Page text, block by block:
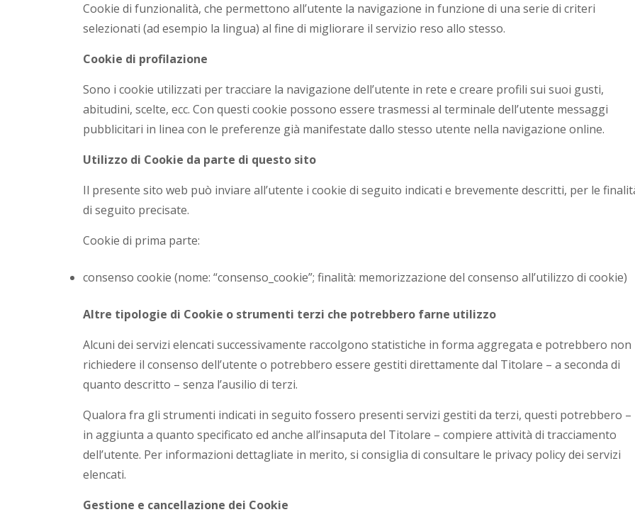
Cookie di funzionalità, che permettono all’utente la navigazione in funzione di una serie di criteri
selezionati (ad esempio la lingua) al fine di migliorare il servizio reso allo stesso.
Cookie di profilazione
Sono i cookie utilizzati per tracciare la navigazione dell’utente in rete e creare profili sui suoi gusti,
abitudini, scelte, ecc. Con questi cookie possono essere trasmessi al terminale dell’utente messaggi
pubblicitari in linea con le preferenze già manifestate dallo stesso utente nella navigazione online.
Utilizzo di Cookie da parte di questo sito
Il presente sito web può inviare all’utente i cookie di seguito indicati e brevemente descritti, per le
di seguito precisate.
Cookie di prima parte:
consenso cookie (nome: “consenso_cookie”; finalità: memorizzazione del consenso all’utilizzo di cookie)
Altre tipologie di Cookie o strumenti terzi che potrebbero farne utilizzo
Alcuni dei servizi elencati successivamente raccolgono statistiche in forma aggregata e potrebbero non
richiedere il consenso dell’utente o potrebbero essere gestiti direttamente dal Titolare – a seconda di
quanto descritto – senza l’ausilio di terzi.
Qualora fra gli strumenti indicati in seguito fossero presenti servizi gestiti da terzi, questi potrebbero –
in aggiunta a quanto specificato ed anche all’insaputa del Titolare – compiere attività di tracciamento
dell’utente. Per informazioni dettagliate in merito, si consiglia di consultare le privacy policy dei servizi
elencati.
Gestione e cancellazione dei Cookie